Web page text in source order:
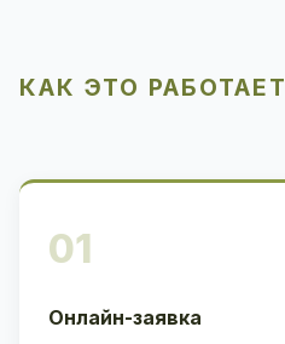
КАК ЭТО РАБОТАЕТ
01
Онлайн-заявка